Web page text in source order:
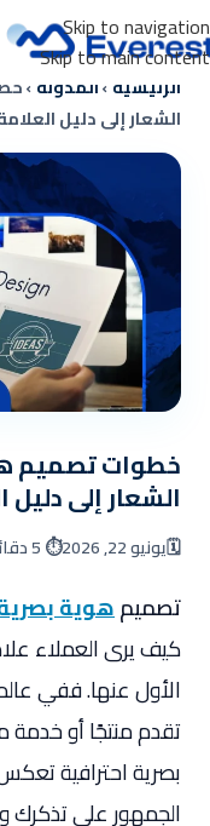
Skip to navigation
Skip to main content
الرئيسية›المدونة›
الشعار إلى دليل
خطوات تصميم
الشعار إلى دليل
🗓️يونيو 22, 2026 ⏱️ 5 دقائق قراءة
تصميمهوية
كيف يرى العملاء
الأول عنها. ففي
تقدم منتجًا أو خدمة
بصرية احترافية
الجمهور على تذكرك